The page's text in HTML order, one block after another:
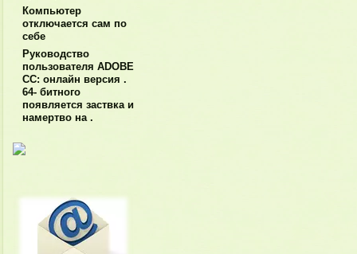
Компьютер
отключается сам по
себе
Руководство
пользователя ADOBE
CC: онлайн версия .
64- битного
появляется заствка и
намертво на .